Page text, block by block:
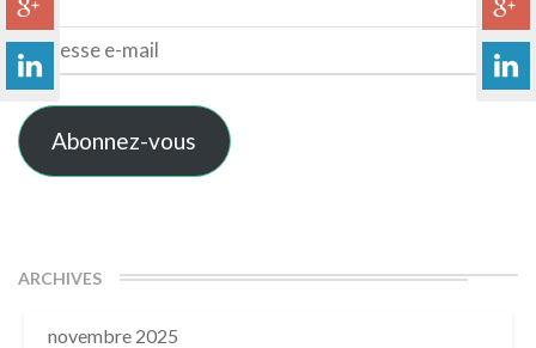
Adresse
e-
mail
Abonnez-vous
ARCHIVES
novembre 2025